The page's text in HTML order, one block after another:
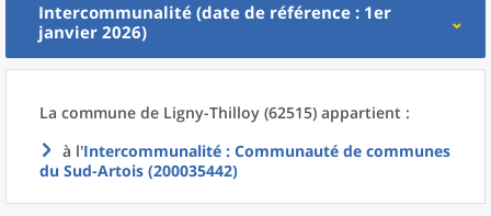
Intercommunalité (date de référence : 1er
janvier 2026)
La commune de Ligny-Thilloy (62515) appartient :
à l'Intercommunalité : Communauté de communes
du Sud-Artois (200035442)